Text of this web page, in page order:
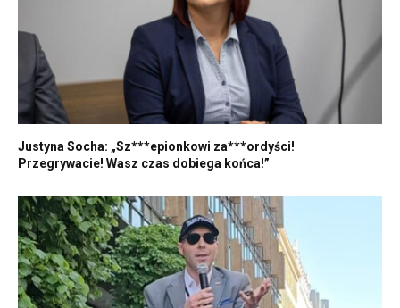
Justyna Socha: „Sz***epionkowi za***ordyści!
Przegrywacie! Wasz czas dobiega końca!”